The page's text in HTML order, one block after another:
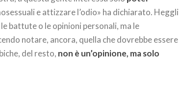
e attizzare l’odio» ha dichiarato. Heggli
battute o le opinioni personali, ma le
notare, ancora, quella che dovrebbe essere
del resto, non è un’opinione, ma solo